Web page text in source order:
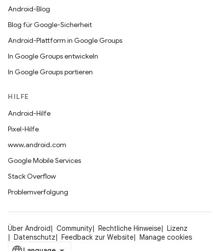
Android-Blog
Blog für Google-Sicherheit
Android-Plattform in Google Groups
In Google Groups entwickeln
In Google Groups portieren
HILFE
Android-Hilfe
Pixel-Hilfe
www.android.com
Google Mobile Services
Stack Overflow
Problemverfolgung
Über Android Community Rechtliche Hinweise
Lizenz
Datenschutz
Feedback zur Website Manage cookies